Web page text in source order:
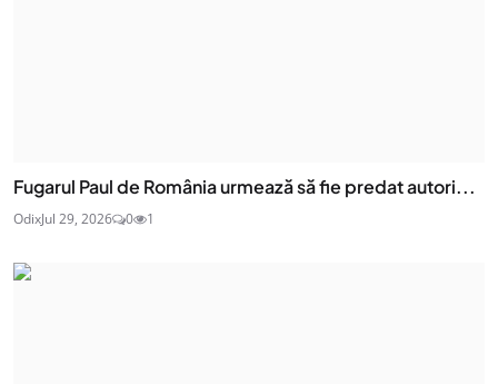
Fugarul Paul de România urmează să fie predat autori...
OdixJul 29, 2026 0 1